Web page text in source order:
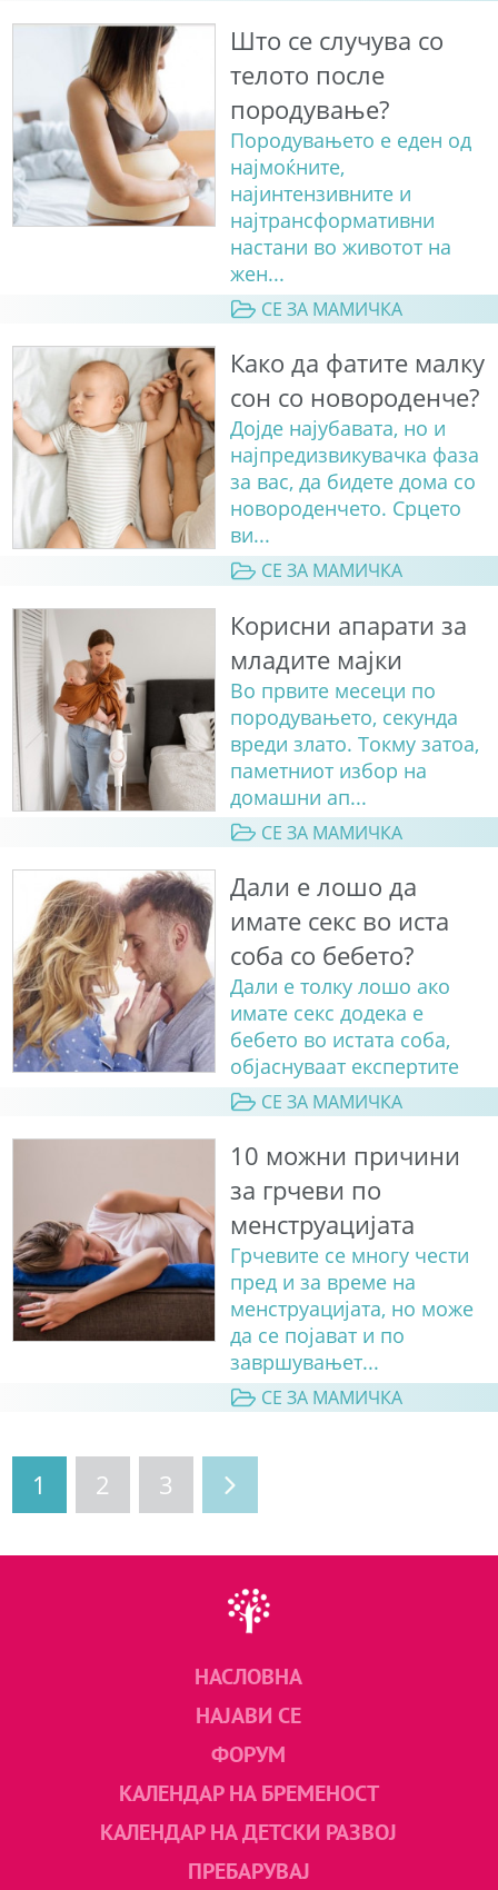
Што се случува со
телото после
породување?
Породувањето е еден од
најмоќните,
најинтензивните и
најтрансформативни
настани во животот на
жен...
СЕ ЗА МАМИЧКА
Како да фатите малку
сон со новороденче?
Дојде најубавата, но и
најпредизвикувачка фаза
за вас, да бидете дома со
новороденчето. Срцето
ви...
СЕ ЗА МАМИЧКА
Корисни апарати за
младите мајки
Во првите месеци по
породувањето, секунда
вреди злато. Токму затоа,
паметниот избор на
домашни ап...
СЕ ЗА МАМИЧКА
Дали е лошо да
имате секс во иста
соба со бебето?
Дали е толку лошо ако
имате секс додека е
бебето во истата соба,
објаснуваат експертите
СЕ ЗА МАМИЧКА
10 можни причини
за грчеви по
менструацијата
Грчевите се многу чести
пред и за време на
менструацијата, но може
да се појават и по
завршувањет...
СЕ ЗА МАМИЧКА
1 2 3
НАСЛОВНА
НАЈАВИ СЕ
ФОРУМ
КАЛЕНДАР НА БРЕМЕНОСТ
КАЛЕНДАР НА ДЕТСКИ РАЗВОЈ
ПРЕБАРУВАЈ